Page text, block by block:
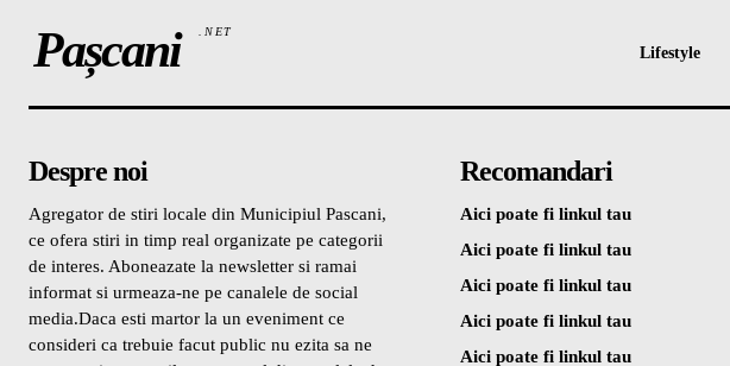
Pașcani .NET
Lifestyle
Despre noi
Agregator de stiri locale din Municipiul Pascani,
ce ofera stiri in timp real organizate pe categorii
de interes. Aboneazate la newsletter si ramai
informat si urmeaza-ne pe canalele de social
media.Daca esti martor la un eveniment ce
consideri ca trebuie facut public nu ezita sa ne
Recomandari
Aici poate fi linkul tau
Aici poate fi linkul tau
Aici poate fi linkul tau
Aici poate fi linkul tau
Aici poate fi linkul tau